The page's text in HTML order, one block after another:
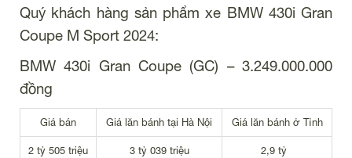
Quý khách hàng sản phẩm xe BMW 430i Gran
Coupe M Sport 2024:
BMW 430i Gran Coupe (GC) – 3.249.000.000
đồng
Giá bán Giá lăn bánh tại Hà Nội Giá lăn bánh ở Tỉnh
2 tỷ 505 triệu 3 tỷ 039 triệu 2,9 tỷ